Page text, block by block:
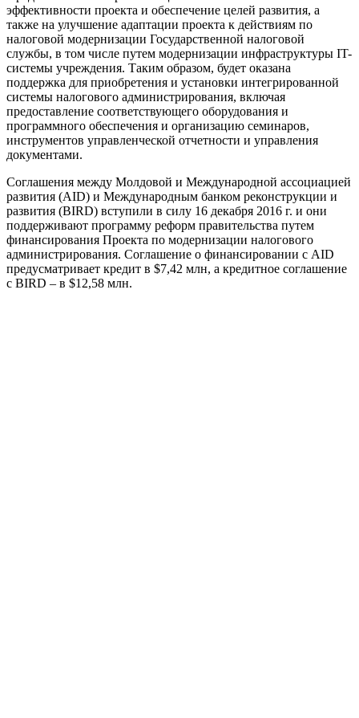
эффективности проекта и обеспечение целей развития, а
также на улучшение адаптации проекта к действиям по
налоговой модернизации Государственной налоговой
службы, в том числе путем модернизации инфраструктуры IT-
системы учреждения. Таким образом, будет оказана
поддержка для приобретения и установки интегрированной
системы налогового администрирования, включая
предоставление соответствующего оборудования и
программного обеспечения и организацию семинаров,
инструментов управленческой отчетности и управления
документами.
Соглашения между Молдовой и Международной ассоциацией
развития (AID) и Международным банком реконструкции и
развития (BIRD) вступили в силу 16 декабря 2016 г. и они
поддерживают программу реформ правительства путем
финансирования Проекта по модернизации налогового
администрирования. Соглашение о финансировании с AID
предусматривает кредит в $7,42 млн, а кредитное соглашение
с BIRD – в $12,58 млн.